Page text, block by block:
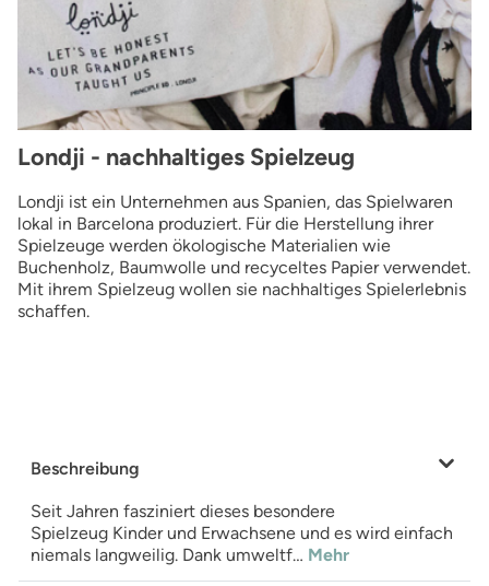
Londji - nachhaltiges Spielzeug
Londji ist ein Unternehmen aus Spanien, das Spielwaren
lokal in Barcelona produziert. Für die Herstellung ihrer
Spielzeuge werden ökologische Materialien wie
Buchenholz, Baumwolle und recyceltes Papier verwendet.
Mit ihrem Spielzeug wollen sie nachhaltiges Spielerlebnis
schaffen.
Beschreibung
Seit Jahren fasziniert dieses besondere
Spielzeug Kinder und Erwachsene und es wird einfach
niemals langweilig. Dank umweltf… Mehr